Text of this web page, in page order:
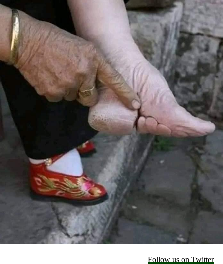
الشمس تنحني القامات فخرا وله ترفع كل القبعات أحتراما.
لو كان في بلد آخر لأصبح من مشاهيره وأبطاله.
RELATED TOPICS:
UP
اليوم: “في ذلِكَ اليَومِ تَطْلُبُونَ بِٱسْمِي…”
DON'T MISS
بعد موت تيريزا الأفيلية عاينوا قلبها المثقوب بسهم ملاك
Follow us on Twitter